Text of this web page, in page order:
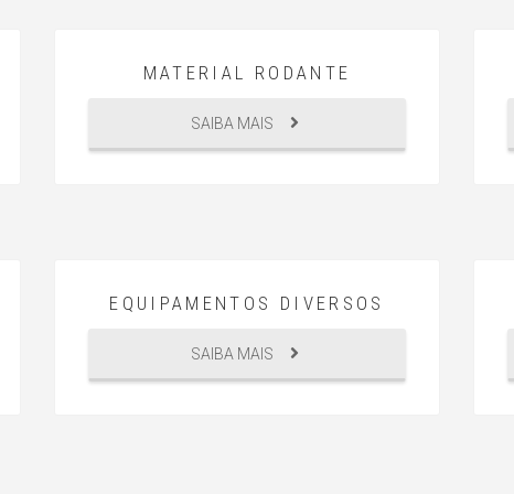
MATERIAL RODANTE
SAIBA MAIS
EQUIPAMENTOS DIVERSOS
SAIBA MAIS